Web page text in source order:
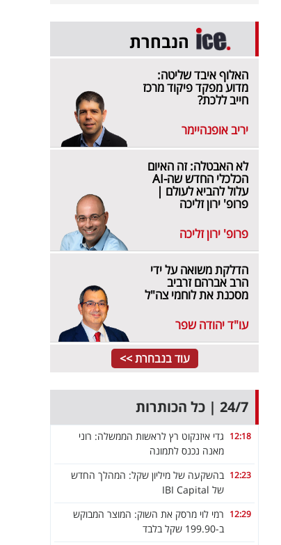
הנבחרת
האלוף איבד שליטה:
מדוע מפקד פיקוד מרכז
חייב ללכת?
יריב אופנהיימר
לא האבטלה: זה האיום
הכלכלי החדש שה-AI
עלול להביא לעולם |
פרופ' ירון זליכה
פרופ' ירון זליכה
הדלקת משואה על ידי
הרב אברהם זרביב
מסכנת את לוחמי צה"ל
עו"ד יהודה שפר
עוד בנבחרת >>
24/7 | כל הכותרות
12:18 גדי איזנקוט רץ לראשות הממשלה: רוני
מאנה נכנס לתמונה
12:23 בהשקעה של מיליון שקל: המהלך החדש
של IBI Capital
12:29 רמי לוי מרסק את השוק: המוצר המבוקש
ב-199.90 שקל בלבד